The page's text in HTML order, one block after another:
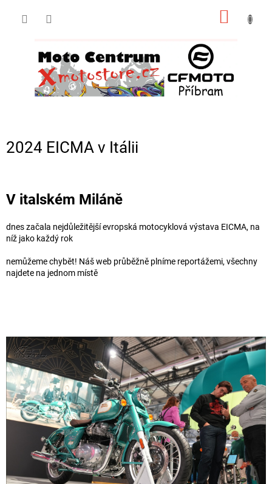
2024 EICMA v Itálii
V italském Miláně
dnes začala nejdůležitější evropská motocyklová výstava EICMA, na
níž jako každý rok
nemůžeme chybět! Náš web průběžně plníme reportážemi, všechny
najdete na jednom místě